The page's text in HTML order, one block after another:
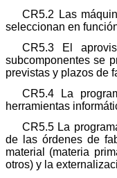
CR5.2 Las
seleccionan en
CR5.3 El
subcomponentes se
previstas y plazos de
CR5.4 La
herramientas
CR5.5 La
de las órdenes de
material (materia
otros) y la